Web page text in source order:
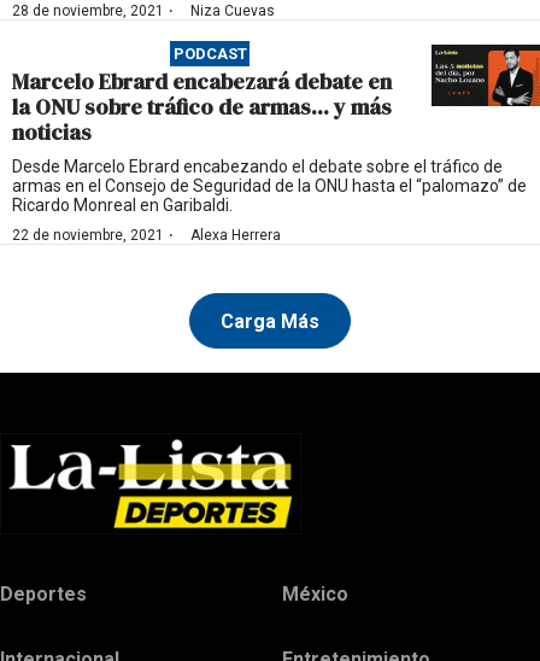
28 de noviembre, 2021 · Niza Cuevas
PODCAST
Marcelo Ebrard encabezará debate en
la ONU sobre tráfico de armas... y más
noticias
Desde Marcelo Ebrard encabezando el debate sobre el tráfico de
armas en el Consejo de Seguridad de la ONU hasta el “palomazo” de
Ricardo Monreal en Garibaldi.
22 de noviembre, 2021 · Alexa Herrera
Carga Más
Deportes México